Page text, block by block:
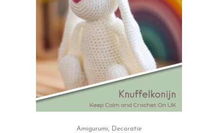
Amigurumi, Decoratie